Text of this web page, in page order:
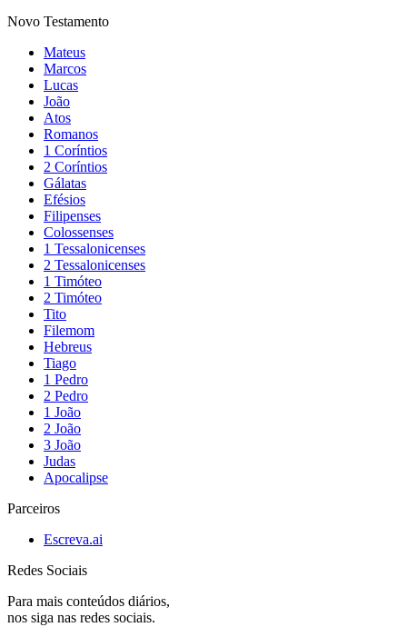
Novo Testamento
Mateus
Marcos
Lucas
João
Atos
Romanos
1 Coríntios
2 Coríntios
Gálatas
Efésios
Filipenses
Colossenses
1 Tessalonicenses
2 Tessalonicenses
1 Timóteo
2 Timóteo
Tito
Filemom
Hebreus
Tiago
1 Pedro
2 Pedro
1 João
2 João
3 João
Judas
Apocalipse
Parceiros
Escreva.ai
Redes Sociais
Para mais conteúdos diários,
nos siga nas redes sociais.